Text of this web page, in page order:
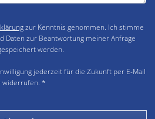
zur Kenntnis genommen. Ich stimme
Daten zur Beantwortung meiner Anfrage
werden.
jederzeit für die Zukunft per E-Mail
widerrufen. *